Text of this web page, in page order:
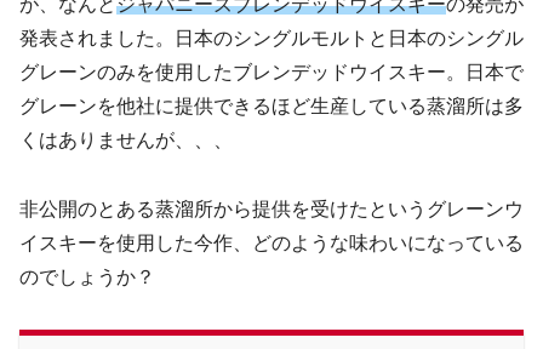
が、なんとジャパニーズブレンデッドウイスキーの発売が
発表されました。日本のシングルモルトと日本のシングル
グレーンのみを使用したブレンデッドウイスキー。日本で
グレーンを他社に提供できるほど生産している蒸溜所は多
くはありませんが、、、
非公開のとある蒸溜所から提供を受けたというグレーンウ
イスキーを使用した今作、どのような味わいになっている
のでしょうか？